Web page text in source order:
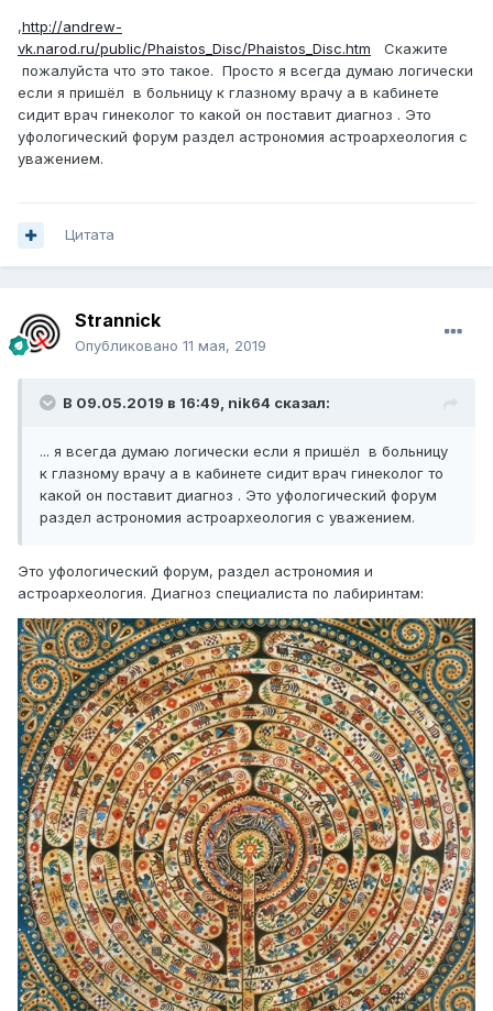
,http://andrew-
vk.narod.ru/public/Phaistos_Disc/Phaistos_Disc.htm Скажите
пожалуйста что это такое. Просто я всегда думаю логически
если я пришёл в больницу к глазному врачу а в кабинете
сидит врач гинеколог то какой он поставит диагноз . Это
уфологический форум раздел астрономия астроархеология с
уважением.
Цитата
Strannick
Опубликовано 11 мая, 2019
В 09.05.2019 в 16:49, nik64 сказал:
... я всегда думаю логически если я пришёл в больницу
к глазному врачу а в кабинете сидит врач гинеколог то
какой он поставит диагноз . Это уфологический форум
раздел астрономия астроархеология с уважением.
Это уфологический форум, раздел астрономия и
астроархеология. Диагноз специалиста по лабиринтам: